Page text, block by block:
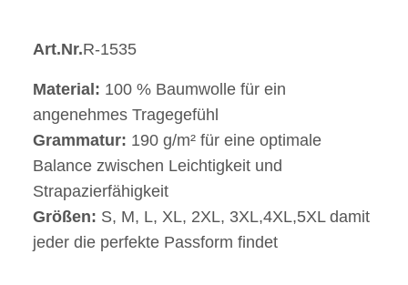
Art.Nr.R-1535
Material: 100 % Baumwolle für ein
angenehmes Tragegefühl
Grammatur: 190 g/m² für eine optimale
Balance zwischen Leichtigkeit und
Strapazierfähigkeit
Größen: S, M, L, XL, 2XL, 3XL,4XL,5XL damit
jeder die perfekte Passform findet